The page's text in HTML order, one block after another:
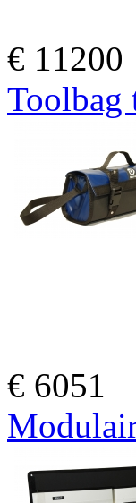
€ 11200
Toolbag
€ 6051